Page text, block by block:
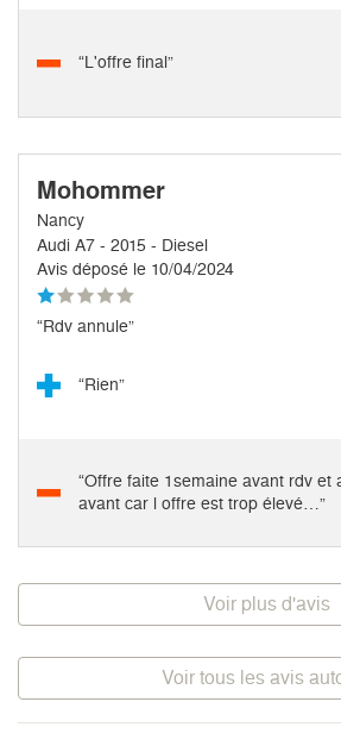
“L'offre final”
Mohommer
Nancy
Audi A7 - 2015 - Diesel
Avis déposé le 10/04/2024
“Rdv annule”
“Rien”
“Offre faite 1semaine avant rdv et
avant car l offre est trop élevé…”
Voir plus d'avis
Voir tous les avis